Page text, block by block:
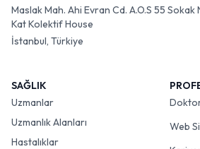
Maslak Mah. Ahi Evran Cd. A.O.S 55
Kat Kolektif House
İstanbul, Türkiye
SAĞLIK
Uzmanlar
Uzmanlık Alanları
Hastalıklar
Web